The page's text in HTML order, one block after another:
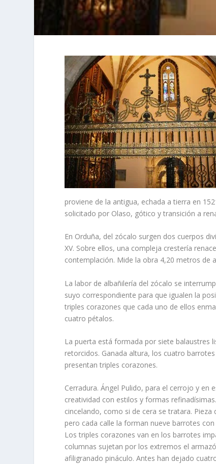
proviene de la antigua, echada a tierra en
solicitado por Olaso, gótico y transición a
En Orduña, del zócalo surgen dos cuerpos
XV. Sobre ellos, una compleja cresterí­a
contemplación. Mide la obra 4,20 metros de
La labor de albañilerí­a del zócalo se
suyo correspondiente para que igualen la
triples corazones que cada uno de ellos
cuatro pétalos.
La puerta está formada por siete balaustres
retorcidos. Ganada altura, los cuatro
presentan triples corazones.
Cerradura. Ángel Pulido, para el cerrojo y en
creatividad con estilos y formas
cincelando, como si de cera se tratara.
pero cada calle la forman nueve barrotes
Los triples corazones van en los barrotes
columnas sujetan por los extremos el
afiligranado pináculo. Antes han dejado